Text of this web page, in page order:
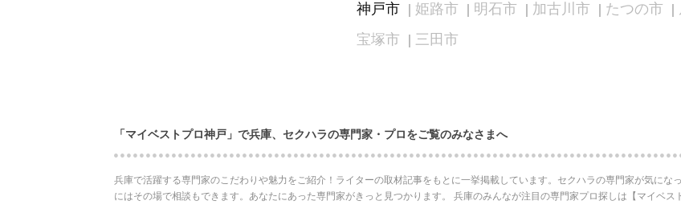
神戸市 姫路市 明石市 加古川市 たつの市
宝塚市
三田市
「マイベストプロ神戸」で兵庫、セクハラの専門家・プロをご覧のみなさまへ
兵庫で活躍する専門家のこだわりや魅力をご紹介！ライターの取材記事をもとに一挙掲載しています。セクハラの専門家が気にな
にはその場で相談もできます。あなたにあった専門家がきっと見つかります。 兵庫のみんなが注目の専門家プロ探しは【マイベス